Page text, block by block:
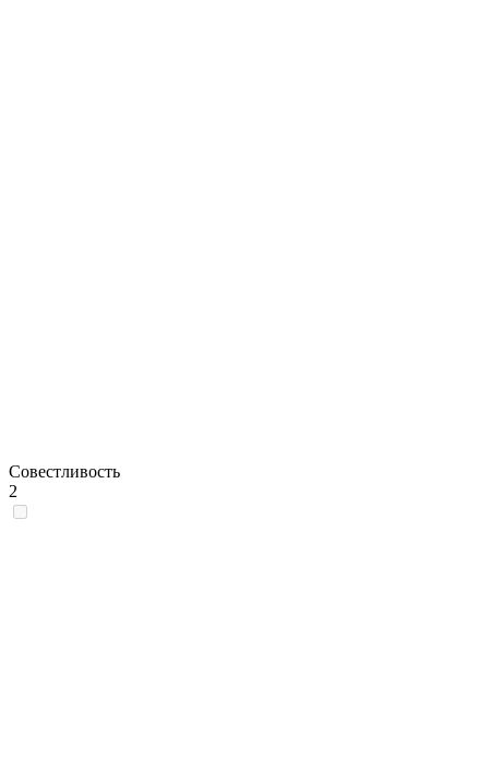
Совестливость
2